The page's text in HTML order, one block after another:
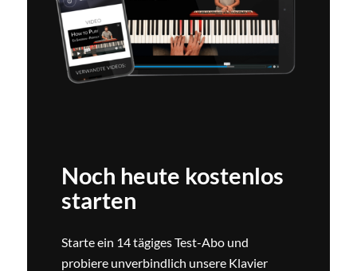
Noch heute kostenlos
starten
Starte ein 14 tägiges Test-Abo und
probiere unverbindlich unsere Klavier